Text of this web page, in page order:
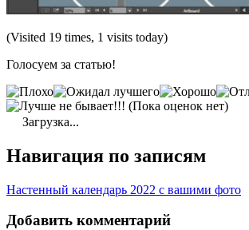
(Visited 19 times, 1 visits today)
Голосуем за статью!
(Пока оценок нет)
Загрузка...
Навигация по записям
Настенный календарь 2022 с вашими фото
Добавить комментарий